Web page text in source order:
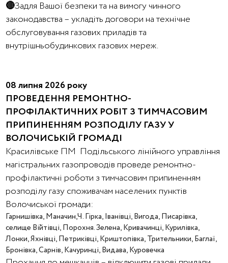
🔴Задля Вашої безпеки та на вимогу чинного
законодавства – укладіть договори на технічне
обслуговування газових приладів та
внутрішньобудинкових газових мереж.
08 липня 2026 року
ПРОВЕДЕННЯ РЕМОНТНО-
ПРОФІЛАКТИЧНИХ РОБІТ З ТИМЧАСОВИМ
ПРИПИНЕННЯМ РОЗПОДІЛУ ГАЗУ У
ВОЛОЧИСЬКІЙ ГРОМАДІ
Красилівське ПМ Подільського лінійного управління
магістральних газопроводів проведе ремонтно-
профілактичні роботи з тимчасовим припиненням
розподілу газу споживачам населених пунктів
Волочиської громади:
Гарнишівка, Маначин,Ч. Гірка, Іванівці, Вигода, Писарівка,
селище Війтівці, Порохня. Зелена, Кривачинці, Курилівка,
Лонки, Яхнівці, Петриківці, Криштопівка, Трительники, Баглаї,
Бронівка, Сарнів, Качуринці, Видава, Куровечка